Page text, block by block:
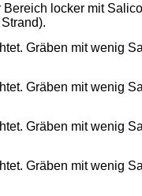
locker mit
Gräben mit wenig
Gräben mit wenig
Gräben mit wenig
Gräben mit wenig